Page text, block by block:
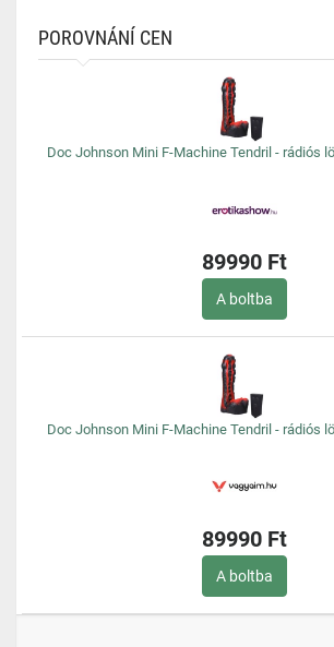
POROVNÁNÍ CEN
Doc Johnson Mini F-Machine Tendril - rádiós
89990 Ft
A boltba
Doc Johnson Mini F-Machine Tendril - rádiós
89990 Ft
A boltba